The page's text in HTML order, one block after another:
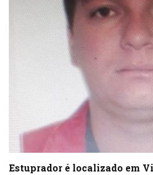
Estuprador é localizado em